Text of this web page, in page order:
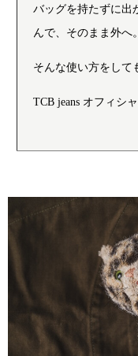
バッグを持たずに出
んで、そのまま外へ。
そんな使い方をして
TCB jeans オフィシ